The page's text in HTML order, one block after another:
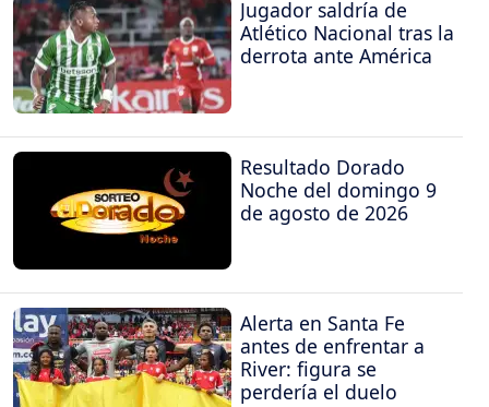
Jugador saldría de
Atlético Nacional tras la
derrota ante América
Resultado Dorado
Noche del domingo 9
de agosto de 2026
Alerta en Santa Fe
antes de enfrentar a
River: figura se
perdería el duelo